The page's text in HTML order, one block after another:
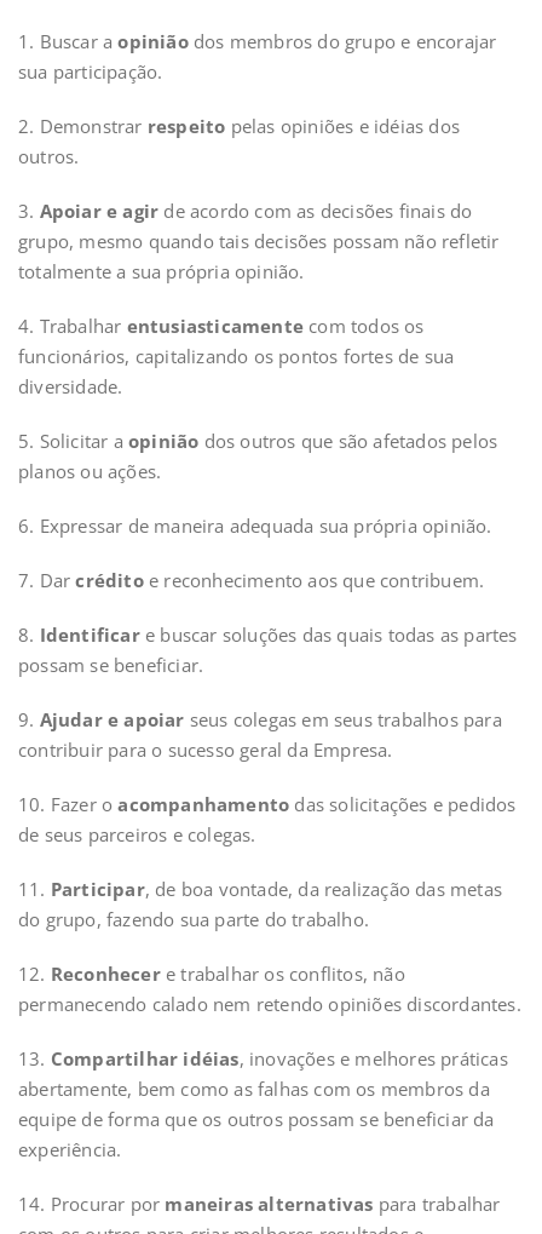
1. Buscar aopiniãodos membros do grupo e encorajar
sua participação.
2. Demonstrar respeito pelas opiniões e idéias dos
outros.
3. Apoiar e agir de acordo com as decisões finais do
grupo, mesmo quando tais decisões possam não refletir
totalmente a sua própria opinião.
4. Trabalhar entusiasticamente com todos os
funcionários, capitalizando os pontos fortes de sua
diversidade.
5. Solicitar a opinião dos outros que são afetados pelos
planos ou ações.
6. Expressar de maneira adequada sua própria opinião.
7. Darcréditoe reconhecimento aos que contribuem.
8. Identificare buscar soluções das quais todas as partes
possam se beneficiar.
9. Ajudar e apoiar seus colegas em seus trabalhos para
contribuir para o sucesso geral da Empresa.
10. Fazer o acompanhamento das solicitações e pedidos
de seus parceiros e colegas.
11. Participar, de boa vontade, da realização das metas
do grupo, fazendo sua parte do trabalho.
12. Reconhecere trabalhar os conflitos, não
permanecendo calado nem retendo opiniões discordantes.
13. Compartilhar idéias, inovações e melhores práticas
abertamente, bem como as falhas com os membros da
equipe de forma que os outros possam se beneficiar da
experiência.
14. Procurar por maneiras alternativas para trabalhar